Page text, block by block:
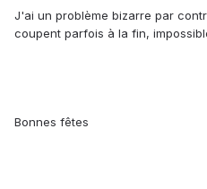
J'ai un problème bizarre par
coupent parfois à la fin,
Bonnes fêtes